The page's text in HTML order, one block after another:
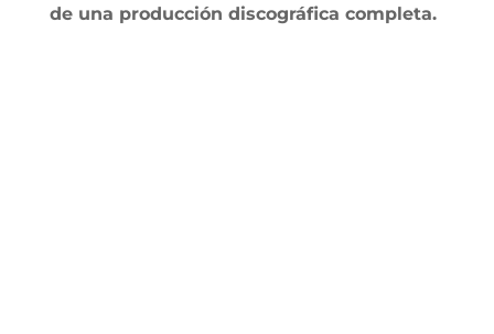
de una producción discográfica completa.